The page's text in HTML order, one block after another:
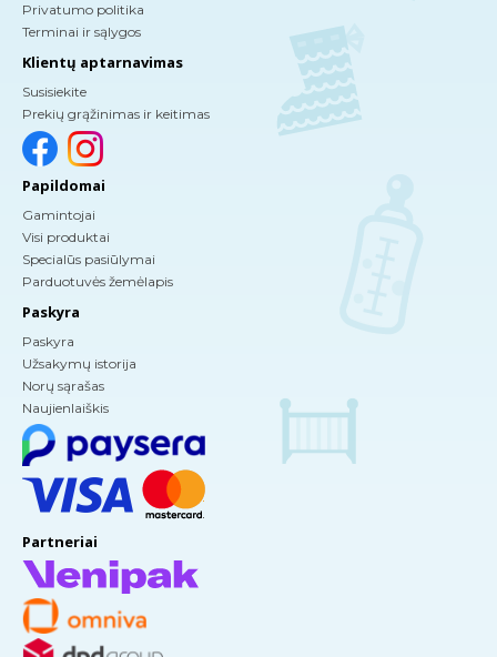
Privatumo politika
Terminai ir sąlygos
Klientų aptarnavimas
Susisiekite
Prekių grąžinimas ir keitimas
Papildomai
Gamintojai
Visi produktai
Specialūs pasiūlymai
Parduotuvės žemėlapis
Paskyra
Paskyra
Užsakymų istorija
Norų sąrašas
Naujienlaiškis
Partneriai